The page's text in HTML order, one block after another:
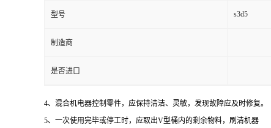
型号 s3d5
制造商
是否进口
4、混合机电器控制零件，应保持清洁、灵敏，发现故障应及时修复。
5、一次使用完毕或停工时，应取出V型桶内的剩余物料，刷清机器